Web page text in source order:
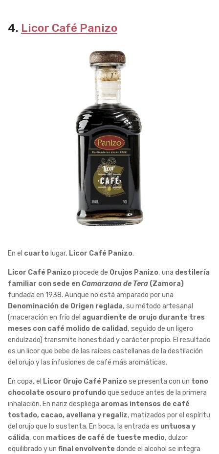
4. Licor Café Panizo
En el cuarto lugar, Licor Café Panizo.
Licor Café Panizoprocede de Orujos Panizo, una destilería
familiar con sede enCamarzana de Tera (Zamora)
fundada en 1938. Aunque no está amparado por una
Denominación de Origen reglada, su método artesanal
(maceración en frío del aguardiente de orujo durante tres
meses con café molido de calidad , seguido de un ligero
endulzado) transmite honestidad y carácter propio. El resultado
es un licor que bebe de las raíces castellanas de la destilación
del orujo y las infusiones de café más aromáticas.
En copa, el Licor Orujo Café Panizose presenta con un tono
chocolate oscuro profundoque seduce antes de la primera
inhalación. En nariz despliega aromas intensos de café
tostado, cacao, avellana y regaliz, matizados por el espíritu
del orujo que lo sustenta. En boca, la entrada es untuosa y
cálida, con matices de café de tueste medio, dulzor
equilibrado y un final envolvente donde el alcohol se integra